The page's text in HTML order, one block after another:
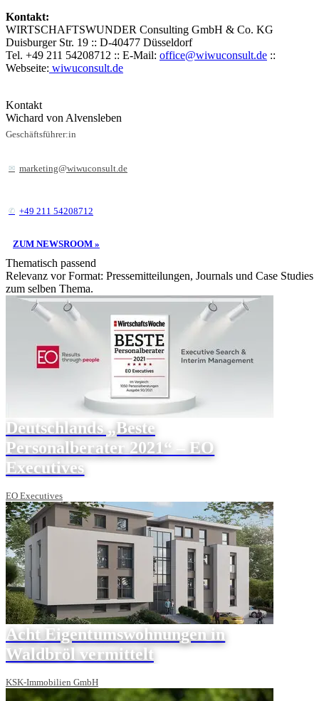
Kontakt:
WIRTSCHAFTSWUNDER Consulting GmbH & Co. KG
Duisburger Str. 19 :: D-40477 Düsseldorf
Tel. +49 211 54208712 :: E-Mail: office@wiwuconsult.de ::
Webseite: wiwuconsult.de
Kontakt
Wichard von Alvensleben
Geschäftsführer:in
marketing@wiwuconsult.de
+49 211 54208712
ZUM NEWSROOM »
Thematisch passend
Relevanz vor Format: Pressemitteilungen, Journals und Case Studies
zum selben Thema.
Deutschlands „Beste
Personalberater 2021“ – EO
Executives
EO Executives
Acht Eigentumswohnungen in
Waldbröl vermittelt
KSK-Immobilien GmbH